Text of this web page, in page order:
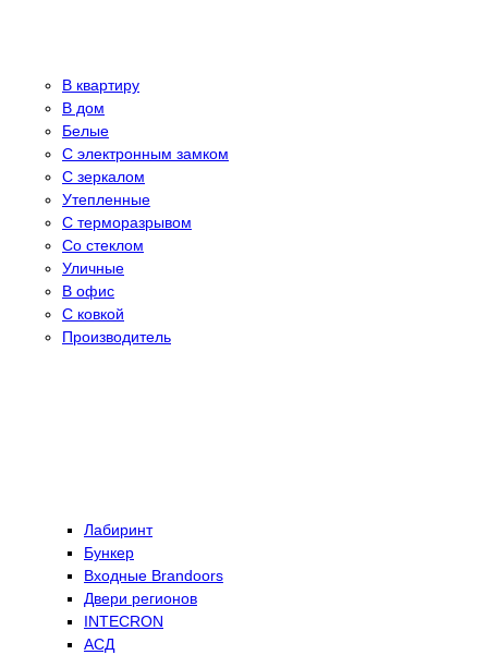
В квартиру
В дом
Белые
С электронным замком
С зеркалом
Утепленные
С терморазрывом
Со стеклом
Уличные
В офис
С ковкой
Производитель
Лабиринт
Бункер
Входные Brandoors
Двери регионов
INTECRON
АСД